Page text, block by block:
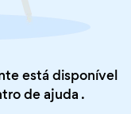
está disponível
de ajuda .